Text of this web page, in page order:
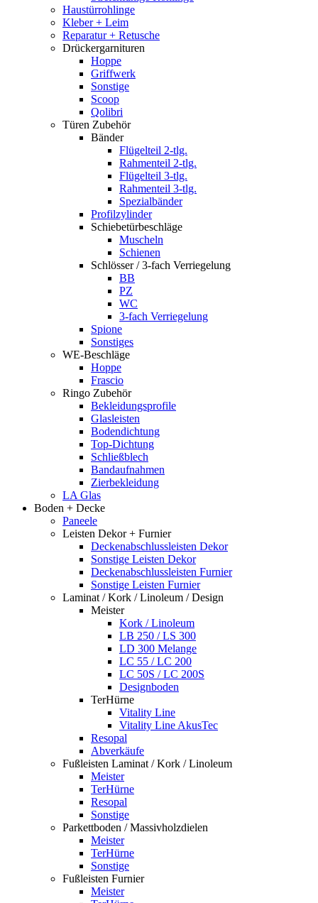
Haustürrohlinge
Kleber + Leim
Reparatur + Retusche
Drückergarnituren
Hoppe
Griffwerk
Sonstige
Scoop
Qolibri
Türen Zubehör
Bänder
Flügelteil 2-tlg.
Rahmenteil 2-tlg.
Flügelteil 3-tlg.
Rahmenteil 3-tlg.
Spezialbänder
Profilzylinder
Schiebetürbeschläge
Muscheln
Schienen
Schlösser / 3-fach Verriegelung
BB
PZ
WC
3-fach Verriegelung
Spione
Sonstiges
WE-Beschläge
Hoppe
Frascio
Ringo Zubehör
Bekleidungsprofile
Glasleisten
Bodendichtung
Top-Dichtung
Schließblech
Bandaufnahmen
Zierbekleidung
LA Glas
Boden + Decke
Paneele
Leisten Dekor + Furnier
Deckenabschlussleisten Dekor
Sonstige Leisten Dekor
Deckenabschlussleisten Furnier
Sonstige Leisten Furnier
Laminat / Kork / Linoleum / Design
Meister
Kork / Linoleum
LB 250 / LS 300
LD 300 Melange
LC 55 / LC 200
LC 50S / LC 200S
Designboden
TerHürne
Vitality Line
Vitality Line AkusTec
Resopal
Abverkäufe
Fußleisten Laminat / Kork / Linoleum
Meister
TerHürne
Resopal
Sonstige
Parkettboden / Massivholzdielen
Meister
TerHürne
Sonstige
Fußleisten Furnier
Meister